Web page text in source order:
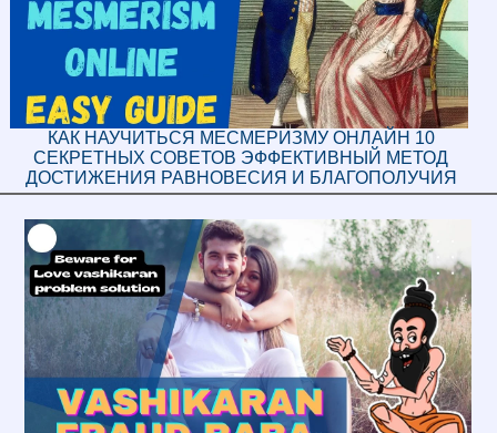
КАК НАУЧИТЬСЯ МЕСМЕРИЗМУ ОНЛАЙН 10
СЕКРЕТНЫХ СОВЕТОВ ЭФФЕКТИВНЫЙ МЕТОД
ДОСТИЖЕНИЯ РАВНОВЕСИЯ И БЛАГОПОЛУЧИЯ